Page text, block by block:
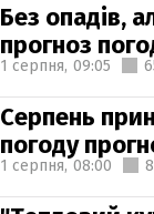
Без опадів,
прогноз
1 серпня, 09:05
Серпень
погоду
1 серпня, 08:00